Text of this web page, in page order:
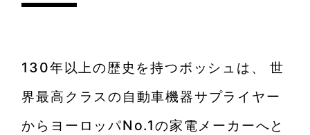
130年以上の歴史を持つボッシュは、
世
界最高クラスの自動車機器サプライヤー
からヨーロッパNo.1の家電メーカーへと